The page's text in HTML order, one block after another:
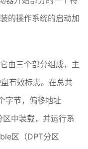
的操作系统的启动加
由三个部分组成，主
有效标志。在总共
字节，偏移地址
中装载，并运行系
区（DPT分区